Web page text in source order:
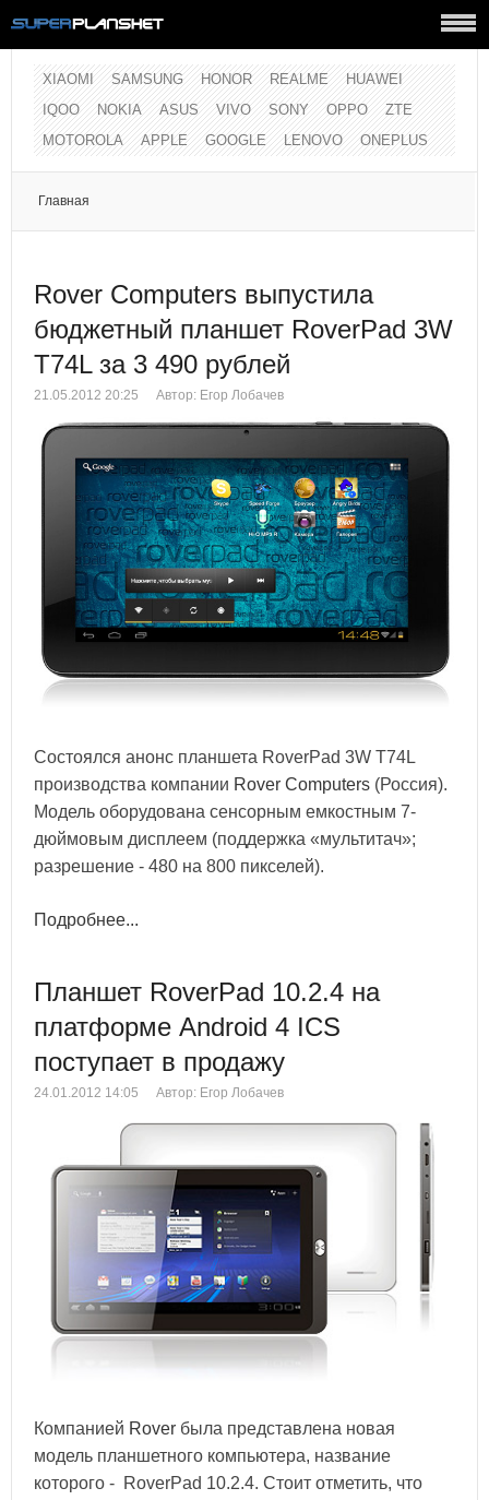
XIAOMI SAMSUNG HONOR REALME
HUAWEI
IQOO
NOKIA ASUS VIVO SONY OPPO
ZTE
MOTOROLA
APPLE GOOGLE LENOVO ONEPLUS
Главная
Rover Computers выпустила
бюджетный планшет RoverPad 3W
T74L за 3 490 рублей
21.05.2012 20:25 Автор: Егор Лобачев
Состоялся анонс планшета RoverPad 3W T74L
производства компании Rover Computers (Россия).
Модель оборудована сенсорным емкостным 7-
дюймовым дисплеем (поддержка «мультитач»;
разрешение - 480 на 800 пикселей).
Подробнее...
Планшет RoverPad 10.2.4 на
платформе Android 4 ICS
поступает в продажу
24.01.2012 14:05 Автор: Егор Лобачев
Компанией Rover была представлена новая
модель планшетного компьютера, название
которого - RoverPad 10.2.4. Стоит отметить, что